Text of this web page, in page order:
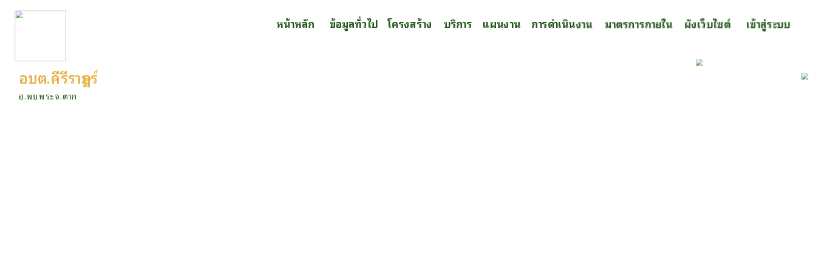
อบต.คีรีราษฎร์
อ.พบพระ จ.ตาก
หน้าหลัก ข้อมูลทั่วไป โครงสร้าง บริการ แผนงาน การดำเนินงาน มาตรการภายใน ผังเว็บไซต์ เข้าสู่ระบบ